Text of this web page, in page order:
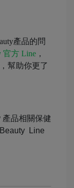
產品的問
官方 Line ，
幫助你更了
品相關保健
Line